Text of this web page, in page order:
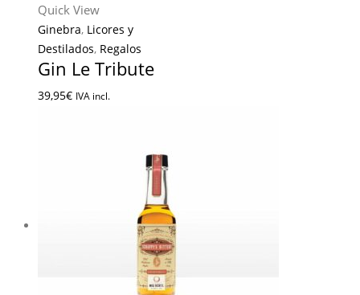
Quick View
Ginebra, Licores y
Destilados, Regalos
Gin Le Tribute
39,95€ IVA incl.